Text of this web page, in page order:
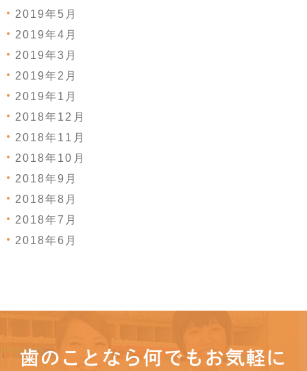
2019年5月
2019年4月
2019年3月
2019年2月
2019年1月
2018年12月
2018年11月
2018年10月
2018年9月
2018年8月
2018年7月
2018年6月
歯のことなら何でもお気軽に